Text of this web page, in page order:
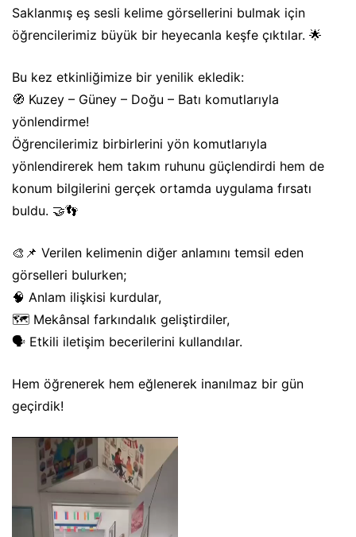
Saklanmış eş sesli kelime görsellerini bulmak için
öğrencilerimiz büyük bir heyecanla keşfe çıktılar. 🌟
Bu kez etkinliğimize bir yenilik ekledik:
🧭 Kuzey – Güney – Doğu – Batı komutlarıyla
yönlendirme!
Öğrencilerimiz birbirlerini yön komutlarıyla
yönlendirerek hem takım ruhunu güçlendirdi hem de
konum bilgilerini gerçek ortamda uygulama fırsatı
buldu. 🤝👣
🎨📌 Verilen kelimenin diğer anlamını temsil eden
görselleri bulurken;
🧠 Anlam ilişkisi kurdular,
🗺️ Mekânsal farkındalık geliştirdiler,
🗣️ Etkili iletişim becerilerini kullandılar.
Hem öğrenerek hem eğlenerek inanılmaz bir gün
geçirdik!